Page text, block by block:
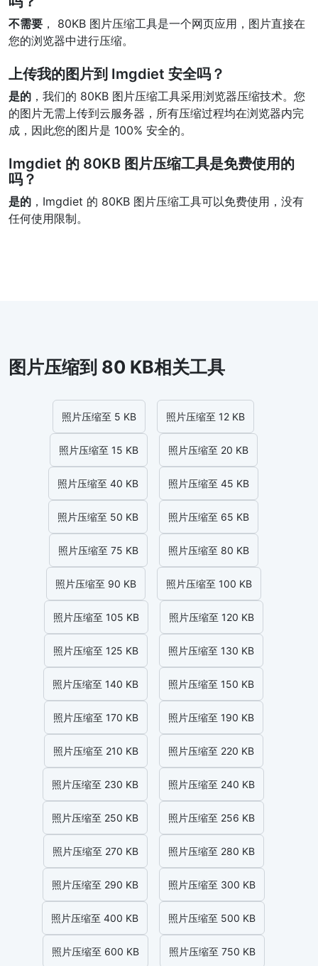
不需要 ， 80KB 图片压缩工具是一个网页应用，图片直接在
您的浏览器中进行压缩。
上传我的图片到 Imgdiet 安全吗？
是的 ，我们的 80KB 图片压缩工具采用浏览器压缩技术。您
的图片无需上传到云服务器，所有压缩过程均在浏览器内完
成，因此您的图片是 100% 安全的。
Imgdiet 的 80KB 图片压缩工具是免费使用的
吗？
是的 ，Imgdiet 的 80KB 图片压缩工具可以免费使用，没有
任何使用限制。
图片压缩到 80 KB相关工具
照片压缩至 5 KB 照片压缩至 12 KB
照片压缩至 15 KB 照片压缩至 20 KB
照片压缩至 40 KB 照片压缩至 45 KB
照片压缩至 50 KB 照片压缩至 65 KB
照片压缩至 75 KB 照片压缩至 80 KB
照片压缩至 90 KB 照片压缩至 100 KB
照片压缩至 105 KB 照片压缩至 120 KB
照片压缩至 125 KB 照片压缩至 130 KB
照片压缩至 140 KB 照片压缩至 150 KB
照片压缩至 170 KB 照片压缩至 190 KB
照片压缩至 210 KB 照片压缩至 220 KB
照片压缩至 230 KB 照片压缩至 240 KB
照片压缩至 250 KB 照片压缩至 256 KB
照片压缩至 270 KB 照片压缩至 280 KB
照片压缩至 290 KB 照片压缩至 300 KB
照片压缩至 400 KB 照片压缩至 500 KB
照片压缩至 600 KB 照片压缩至 750 KB